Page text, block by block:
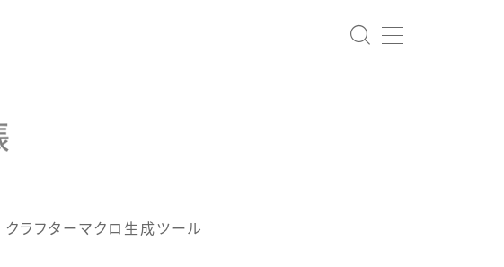
クラフターマクロ生成ツール